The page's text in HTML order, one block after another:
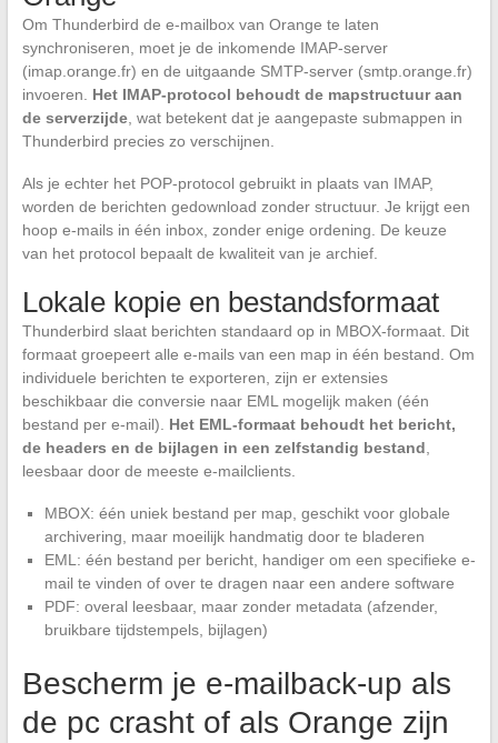
Om Thunderbird de e-mailbox van Orange te laten
synchroniseren, moet je de inkomende IMAP-server
(imap.orange.fr) en de uitgaande SMTP-server (smtp.orange.fr)
invoeren. Het IMAP-protocol behoudt de mapstructuur aan
de serverzijde, wat betekent dat je aangepaste submappen in
Thunderbird precies zo verschijnen.
Als je echter het POP-protocol gebruikt in plaats van IMAP,
worden de berichten gedownload zonder structuur. Je krijgt een
hoop e-mails in één inbox, zonder enige ordening. De keuze
van het protocol bepaalt de kwaliteit van je archief.
Lokale kopie en bestandsformaat
Thunderbird slaat berichten standaard op in MBOX-formaat. Dit
formaat groepeert alle e-mails van een map in één bestand. Om
individuele berichten te exporteren, zijn er extensies
beschikbaar die conversie naar EML mogelijk maken (één
bestand per e-mail). Het EML-formaat behoudt het bericht,
de headers en de bijlagen in een zelfstandig bestand
leesbaar door de meeste e-mailclients.
MBOX: één uniek bestand per map, geschikt voor globale
archivering, maar moeilijk handmatig door te bladeren
EML: één bestand per bericht, handiger om een specifieke e-
mail te vinden of over te dragen naar een andere software
PDF: overal leesbaar, maar zonder metadata (afzender,
bruikbare tijdstempels, bijlagen)
Bescherm je e-mailback-up als
de pc crasht of als Orange zijn